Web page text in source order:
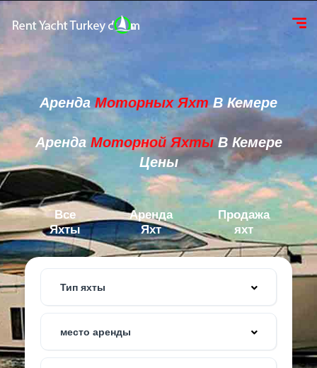
АрендаМоторных ЯхтВ Кемере
Аренда Моторной ЯхтыВ Кемере
Цены
Все
Яхты
Аренда
Яхт
Продажа
яхт
Тип яхты
место аренды